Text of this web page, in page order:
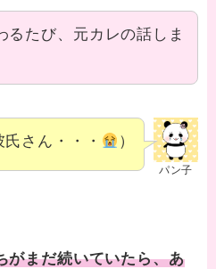
るたび、元カレの話しま
パン子
氏さん・・・ ）
がまだ続いていたら、あ